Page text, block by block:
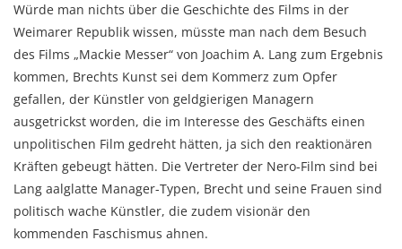
Würde man nichts über die Geschichte des Films in der
Weimarer Republik wissen, müsste man nach dem Besuch
des Films „Mackie Messer“ von Joachim A. Lang zum Ergebnis
kommen, Brechts Kunst sei dem Kommerz zum Opfer
gefallen, der Künstler von geldgierigen Managern
ausgetrickst worden, die im Interesse des Geschäfts einen
unpolitischen Film gedreht hätten, ja sich den reaktionären
Kräften gebeugt hätten. Die Vertreter der Nero-Film sind bei
Lang aalglatte Manager-Typen, Brecht und seine Frauen sind
politisch wache Künstler, die zudem visionär den
kommenden Faschismus ahnen.